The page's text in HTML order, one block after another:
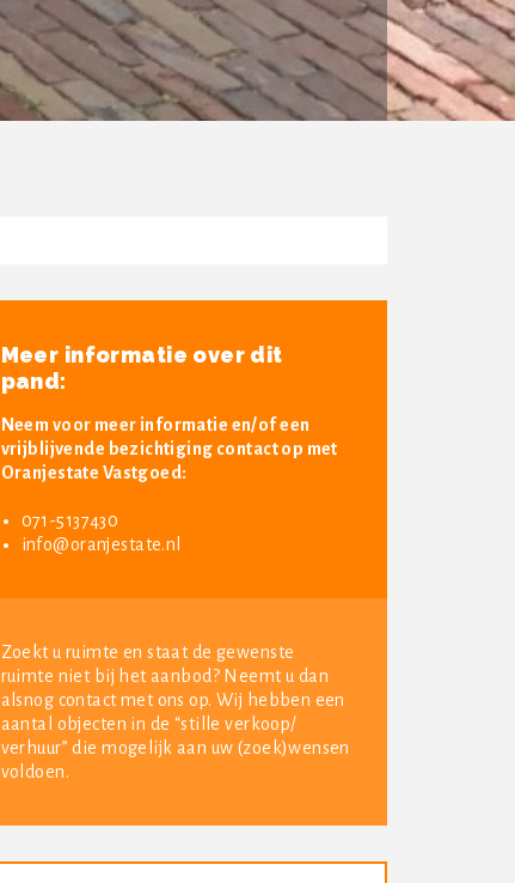
Meer informatie over dit
pand:
Neem voor meer informatie en/of een
vrijblijvende bezichtiging contact op met
Oranjestate Vastgoed:
071-5137430
info@oranjestate.nl
Zoekt u ruimte en staat de gewenste
ruimte niet bij het aanbod? Neemt u dan
alsnog contact met ons op. Wij hebben een
aantal objecten in de “stille verkoop/
verhuur” die mogelijk aan uw (zoek)wensen
voldoen.